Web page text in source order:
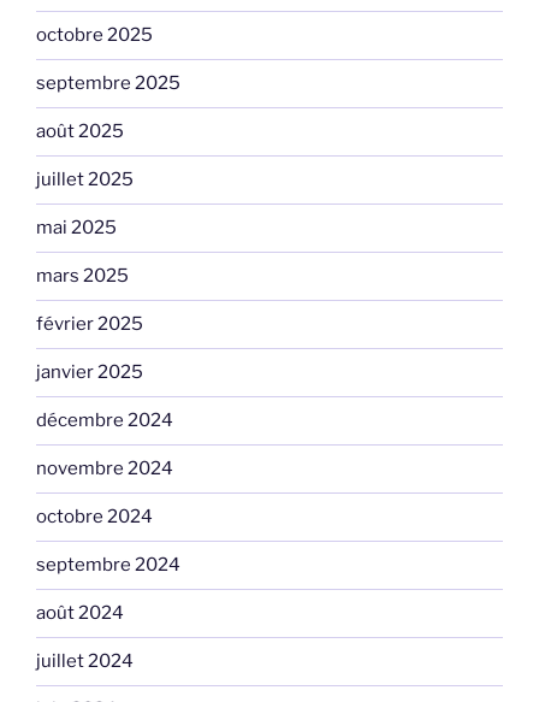
octobre 2025
septembre 2025
août 2025
juillet 2025
mai 2025
mars 2025
février 2025
janvier 2025
décembre 2024
novembre 2024
octobre 2024
septembre 2024
août 2024
juillet 2024